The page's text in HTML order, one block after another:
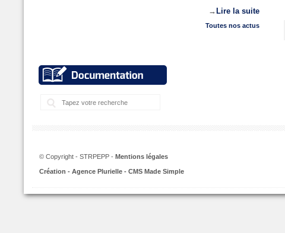
Lire la suite
→
Toutes nos actus
© Copyright - STRPEPP - Mentions légales
Création - Agence Plurielle - CMS Made Simple